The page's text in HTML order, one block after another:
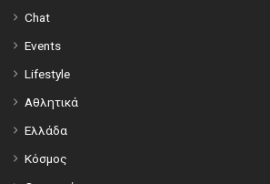
Chat
Events
Lifestyle
Αθλητικά
Ελλάδα
Κόσμος